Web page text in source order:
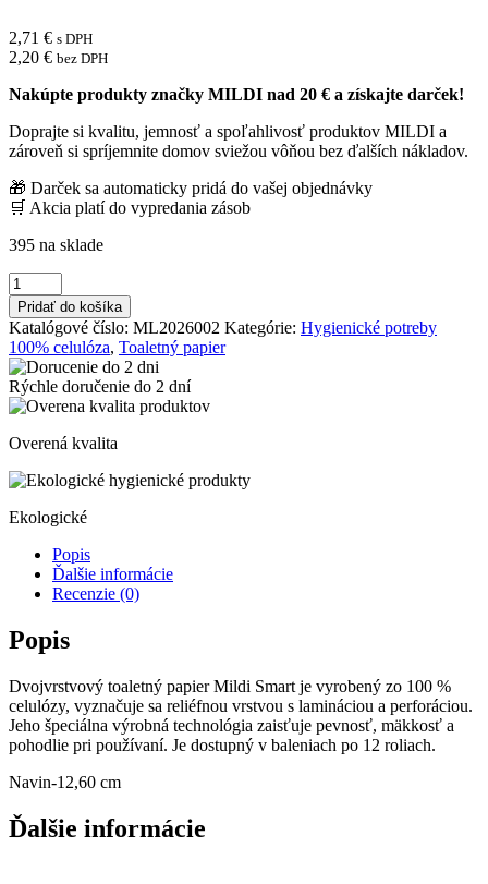
2,71 € s DPH
2,20 € bez DPH
Nakúpte produkty značky MILDI nad 20 € a získajte darček!
Doprajte si kvalitu, jemnosť a spoľahlivosť produktov MILDI a
zároveň si spríjemnite domov sviežou vôňou bez ďalších nákladov.
🎁 Darček sa automaticky pridá do vašej objednávky
🛒 Akcia platí do vypredania zásob
395 na sklade
množstvo
Toaletný
papier
2-
vrstvový
Mildi
Smart
12
roliek
Pridať do košíka
Katalógové číslo: ML2026002 Kategórie: Hygienické potreby
100% celulóza, Toaletný papier
Rýchle doručenie do 2 dní
Overená kvalita
Ekologické
Popis
Ďalšie informácie
Recenzie (0)
Popis
Dvojvrstvový toaletný papier Mildi Smart je vyrobený zo 100 %
celulózy, vyznačuje sa reliéfnou vrstvou s lamináciou a perforáciou.
Jeho špeciálna výrobná technológia zaisťuje pevnosť, mäkkosť a
pohodlie pri používaní. Je dostupný v baleniach po 12 roliach.
Navin-12,60 cm
Ďalšie informácie